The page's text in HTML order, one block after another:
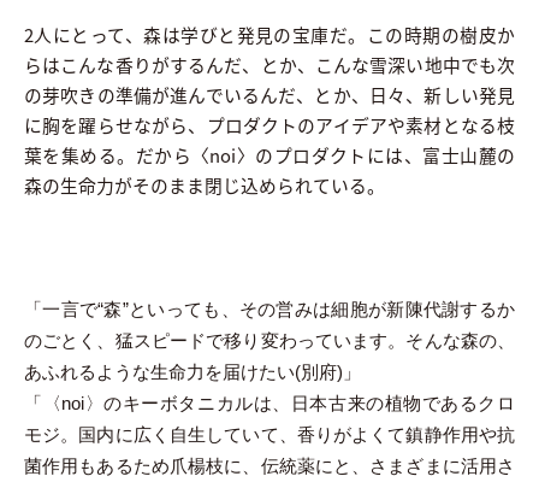
2人にとって、森は学びと発見の宝庫だ。この時期の樹皮か
らはこんな香りがするんだ、とか、こんな雪深い地中でも次
の芽吹きの準備が進んでいるんだ、とか、日々、新しい発見
に胸を躍らせながら、プロダクトのアイデアや素材となる枝
葉を集める。だから〈noi〉のプロダクトには、富士山麓の
森の生命力がそのまま閉じ込められている。
「一言で“森”といっても、その営みは細胞が新陳代謝するか
のごとく、猛スピードで移り変わっています。そんな森の、
あふれるような生命力を届けたい(別府)」
「〈noi〉のキーボタニカルは、日本古来の植物であるクロ
モジ。国内に広く自生していて、香りがよくて鎮静作用や抗
菌作用もあるため爪楊枝に、伝統薬にと、さまざまに活用さ